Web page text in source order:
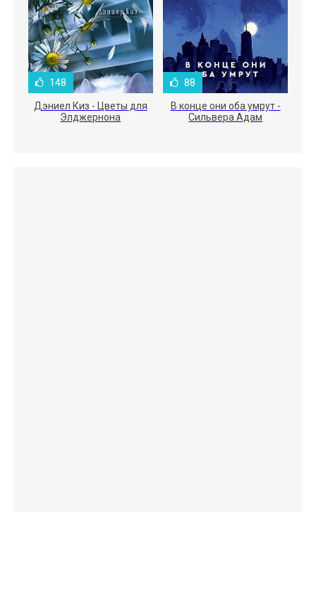
148
Дэниел Киз - Цветы для
Элджернона
88
В конце они оба умрут -
Сильвера Адам